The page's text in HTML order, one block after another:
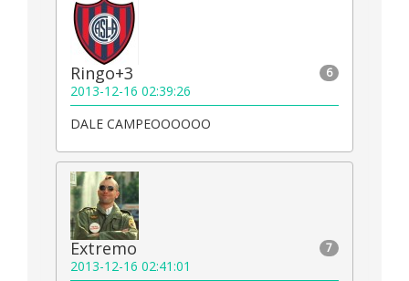
6
Ringo+3
2013-12-16 02:39:26
DALE CAMPEOOOOOO
7
Extremo
2013-12-16 02:41:01